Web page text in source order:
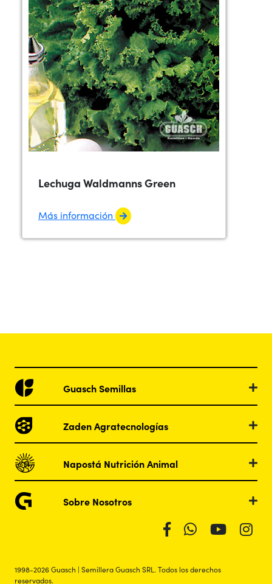
Lechuga Waldmanns Green
Más información
Guasch Semillas
Zaden Agratecnologías
Napostá Nutrición Animal
Sobre Nosotros
1998-2026 Guasch | Semillera Guasch SRL. Todos los derechos
reservados.